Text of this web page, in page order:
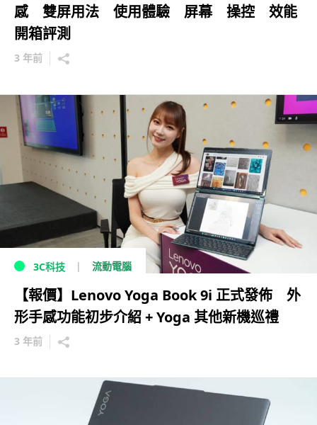
感 雙屏用法 使用體驗 屏幕 操控 效能
開箱評測
3 年前
3C科技 流動電腦
【報價】Lenovo Yoga Book 9i 正式發佈 外
形手感功能初步介紹 + Yoga 其他新機巡禮
3 年前